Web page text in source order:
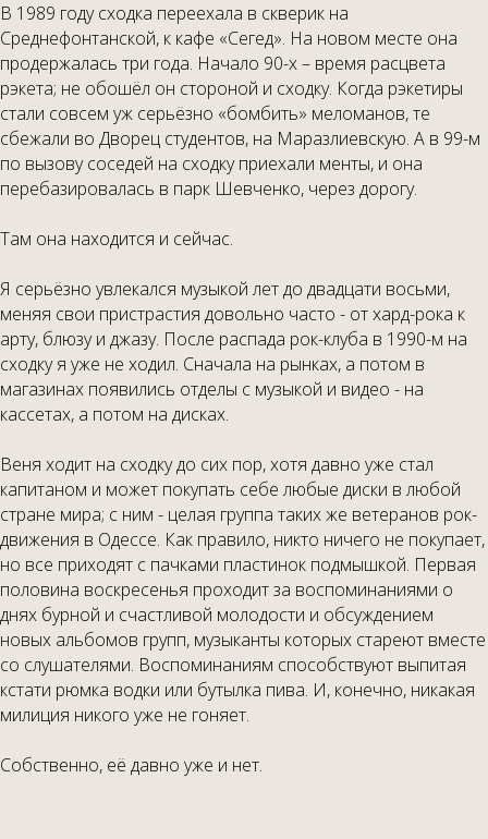
В 1989 году сходка переехала в скверик на
Среднефонтанской, к кафе «Сегед». На новом месте она
продержалась три года. Начало 90-х – время расцвета
рэкета; не обошёл он стороной и сходку. Когда рэкетиры
стали совсем уж серьёзно «бомбить» меломанов, те
сбежали во Дворец студентов, на Маразлиевскую. А в 99-м
по вызову соседей на сходку приехали менты, и она
перебазировалась в парк Шевченко, через дорогу.
Там она находится и сейчас.
Я серьёзно увлекался музыкой лет до двадцати восьми,
меняя свои пристрастия довольно часто - от хард-рока к
арту, блюзу и джазу. После распада рок-клуба в 1990-м на
сходку я уже не ходил. Сначала на рынках, а потом в
магазинах появились отделы с музыкой и видео - на
кассетах, а потом на дисках.
Веня ходит на сходку до сих пор, хотя давно уже стал
капитаном и может покупать себе любые диски в любой
стране мира; с ним - целая группа таких же ветеранов рок-
движения в Одессе. Как правило, никто ничего не покупает,
но все приходят с пачками пластинок подмышкой. Первая
половина воскресенья проходит за воспоминаниями о
днях бурной и счастливой молодости и обсуждением
новых альбомов групп, музыканты которых стареют вместе
со слушателями. Воспоминаниям способствуют выпитая
кстати рюмка водки или бутылка пива. И, конечно, никакая
милиция никого уже не гоняет.
Собственно, её давно уже и нет.